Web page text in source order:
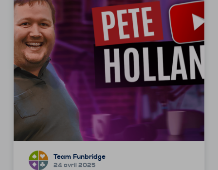
Team Funbridge
24 avril 2025